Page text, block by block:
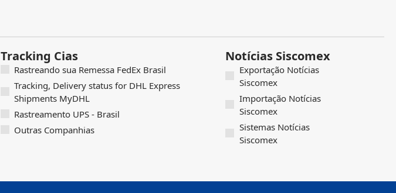
Tracking Cias
Rastreando sua Remessa FedEx Brasil
Tracking, Delivery status for DHL Express
Shipments MyDHL
Rastreamento UPS - Brasil
Outras Companhias
Notícias Siscomex
Exportação Notícias
Siscomex
Importação Notícias
Siscomex
Sistemas Notícias
Siscomex